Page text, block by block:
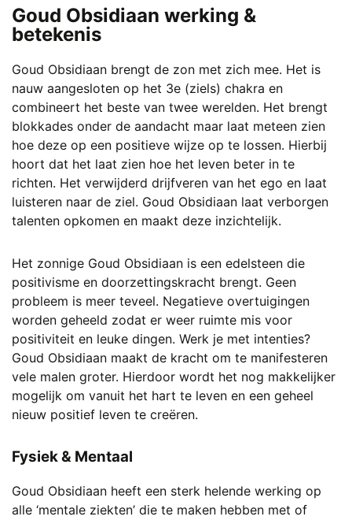
variaties.
Deze
optie
kan
gekozen
worden
op
de
productpagina
Goud Obsidiaan werking &
betekenis
Goud Obsidiaan brengt de zon met zich mee. Het is
nauw aangesloten op het 3e (ziels) chakra en
combineert het beste van twee werelden. Het brengt
blokkades onder de aandacht maar laat meteen zien
hoe deze op een positieve wijze op te lossen. Hierbij
hoort dat het laat zien hoe het leven beter in te
richten. Het verwijderd drijfveren van het ego en laat
luisteren naar de ziel. Goud Obsidiaan laat verborgen
talenten opkomen en maakt deze inzichtelijk.
Het zonnige Goud Obsidiaan is een edelsteen die
positivisme en doorzettingskracht brengt. Geen
probleem is meer teveel. Negatieve overtuigingen
worden geheeld zodat er weer ruimte mis voor
positiviteit en leuke dingen. Werk je met intenties?
Goud Obsidiaan maakt de kracht om te manifesteren
vele malen groter. Hierdoor wordt het nog makkelijker
mogelijk om vanuit het hart te leven en een geheel
nieuw positief leven te creëren.
Fysiek & Mentaal
Goud Obsidiaan heeft een sterk helende werking op
alle ‘mentale ziekten’ die te maken hebben met of